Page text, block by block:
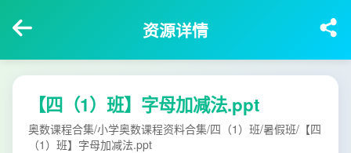
资源详情
【四（1）班】字母加减法.ppt
奥数课程合集/小学奥数课程资料合集/四（1）班/暑假班/【四
（1）班】字母加减法.ppt